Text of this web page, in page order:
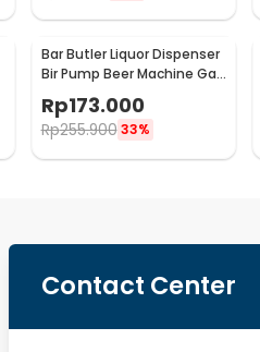
Bar Butler Liquor Dispenser
Bir Pump Beer Machine Gas
Station 900ml - P-36
Rp173.000
Rp255.900 33%
Contact Center